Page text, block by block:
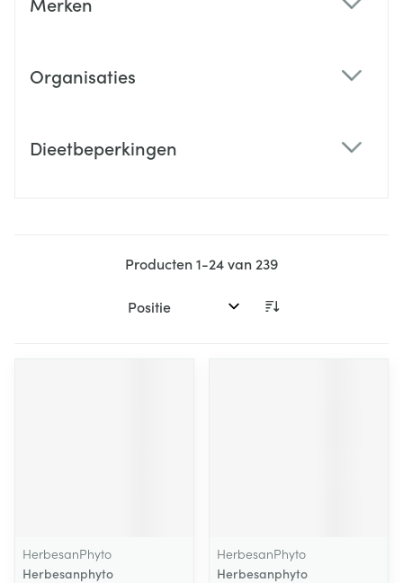
Organisaties
Dieetbeperkingen
Producten1-24van 239
Sorteer op:
HerbesanPhyto
Herbesanphyto
HerbesanPhyto
Herbesanphyto